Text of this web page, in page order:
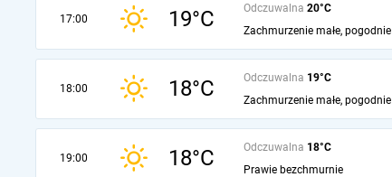
17:00 19°C Odczuwalna 20°C
Zachmurzenie małe, pogodnie
18:00 18°C Odczuwalna 19°C
Zachmurzenie małe, pogodnie
19:00 18°C Odczuwalna 18°C
Prawie bezchmurnie